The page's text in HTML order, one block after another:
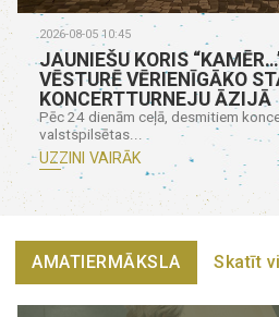
2026-08-05 10:45
JAUNIEŠU KORIS
VĒSTURĒ VĒRIENĪGĀKO
KONCERTTURNEJU ĀZIJĀ
Pēc 24 dienām ceļā, desmitiem
valstspilsētas...
UZZINI VAIRĀK
AMATIERMĀKSLA Skatīt